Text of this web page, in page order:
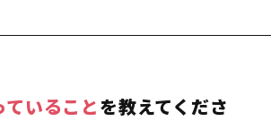
ていることを教えてくださ